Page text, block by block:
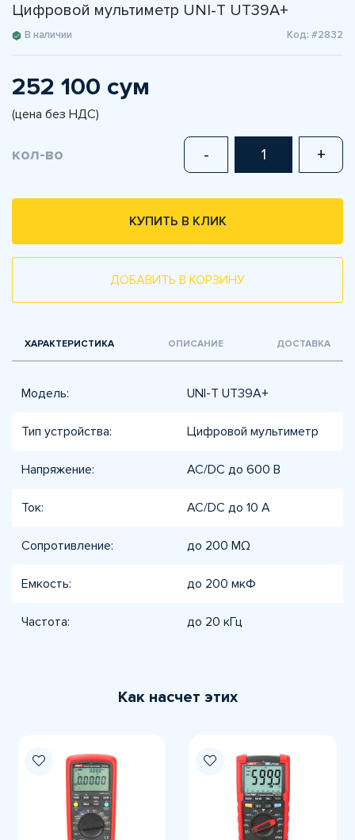
Цифровой мультиметр UNI-T UT39A+
В наличии Код: #2832
252 100 сум
(цена без НДС)
кол-во - +
КУПИТЬ В КЛИК
ДОБАВИТЬ В КОРЗИНУ
ХАРАКТЕРИСТИКА ОПИСАНИЕ ДОСТАВКА
Модель: UNI-T UT39A+
Тип устройства: Цифровой мультиметр
Напряжение: AC/DC до 600 В
Ток: AC/DC до 10 А
Сопротивление: до 200 MΩ
Емкость: до 200 мкФ
Частота: до 20 кГц
Как насчет этих